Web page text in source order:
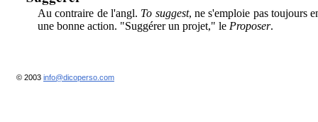
Au contraire de l'angl. To suggest, ne s'emploie pas toujours
une bonne action. "Suggérer un projet," le Proposer.
© 2003 info@dicoperso.com